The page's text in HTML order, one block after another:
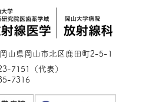
山県岡山市北区鹿田町2-5-1
7151（代表）
7316